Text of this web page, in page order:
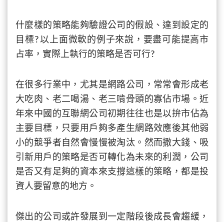
什麼樣的策略能夠驗證公司的假設、達到設定的
目標? 以上面微軟的例子來說，要盡可能提高市
占率，實際上執行的策略是否可行?
在很多行業中，尤其是網路公司，常常會形成老
大吃肉、老二喝湯、老三啃骨頭的寡佔市場。近
年來中國的互聯網公司初期往往也是以拚市佔為
主要目標，只要用戶夠多產生網路效應後其他弱
小的競爭者自然會慢慢被淘汰。然而撒大錢、吸
引新用戶的策略是否可轉化為未來的利潤，公司
是否又有足夠的資本來支撐這樣的策略，都是投
資人要留意的地方。
傑出的公司或許發展到一定階段後成長會趨緩，